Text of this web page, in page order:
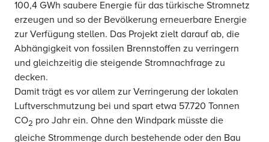
100,4 GWh saubere Energie für das türkische Stromnetz
erzeugen und so der Bevölkerung erneuerbare Energie
zur Verfügung stellen. Das Projekt zielt darauf ab, die
Abhängigkeit von fossilen Brennstoffen zu verringern
und gleichzeitig die steigende Stromnachfrage zu
decken.
Damit trägt es vor allem zur Verringerung der lokalen
Luftverschmutzung bei und spart etwa 57.720 Tonnen
CO2 pro Jahr ein. Ohne den Windpark müsste die
gleiche Strommenge durch bestehende oder den Bau